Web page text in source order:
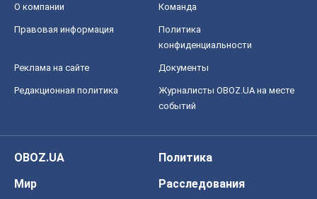
О компании Команда
Правовая информация
Политика
конфиденциальности
Реклама на сайте Документы
Редакционная политика
Журналисты OBOZ.UA на месте
событий
OBOZ.UA
Политика
Мир
Расследования